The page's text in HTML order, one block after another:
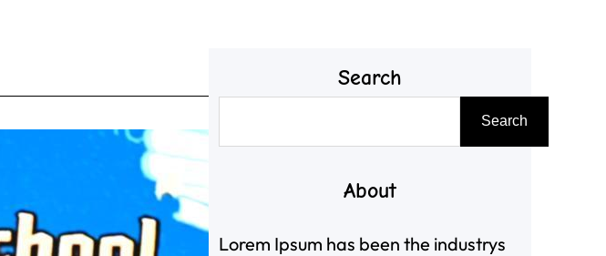
Search
尋
Search
About
Lorem Ipsum has been the industrys